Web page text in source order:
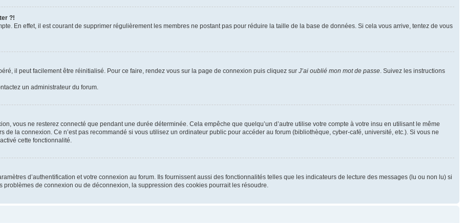
?!
En effet, il est courant de supprimer régulièrement les membres ne postant pas pour réduire la taille de la base de données. Si cela vous arrive, tentez de vous
il peut facilement être réinitialisé. Pour ce faire, rendez vous sur la page de connexion puis cliquez sur J’ai oublié mon mot de passe . Suivez les instructions
un administrateur du forum.
vous ne resterez connecté que pendant une durée déterminée. Cela empêche que quelqu’un d’autre utilise votre compte à votre insu en utilisant le même
de la connexion. Ce n’est pas recommandé si vous utilisez un ordinateur public pour accéder au forum (bibliothèque, cyber-café, université, etc.). Si vous ne
cette fonctionnalité.
d’authentification et votre connexion au forum. Ils fournissent aussi des fonctionnalités telles que les indicateurs de lecture des messages (lu ou non lu) si
de connexion ou de déconnexion, la suppression des cookies pourrait les résoudre.